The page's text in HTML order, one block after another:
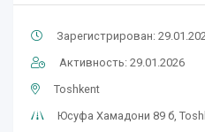
Зарегистрирован:
Активность: 29.01.2026
Toshkent
Юсуфа Хамадони 89 б,